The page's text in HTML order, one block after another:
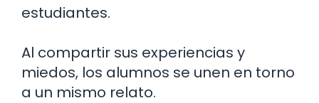
estudiantes.
Al compartir sus experiencias y
miedos, los alumnos se unen en torno
a un mismo relato.